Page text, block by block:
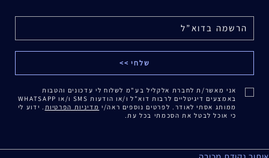
אני מאשר/ת לחברת אלקליל בע"מ לשלוח לי עדכונים והטבות
באמצעים דיגיטליים לרבות דוא"ל ו/או הודעות SMS ו/או WHATSAPP
ממותג אסתי לאודר. לפרטים נוספים ראה/י מדיניות הפרטיות . ידוע לי
כי אוכל לבטל את הסכמתי בכל עת.